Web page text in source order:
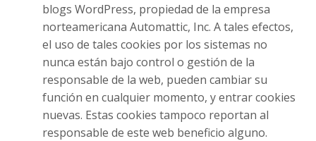
blogs WordPress, propiedad de la empresa
norteamericana Automattic, Inc. A tales efectos,
el uso de tales cookies por los sistemas no
nunca están bajo control o gestión de la
responsable de la web, pueden cambiar su
función en cualquier momento, y entrar cookies
nuevas. Estas cookies tampoco reportan al
responsable de este web beneficio alguno.